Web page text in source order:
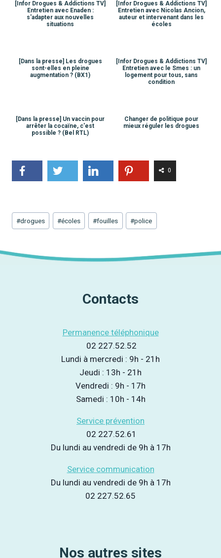
[Infor Drogues & Addictions TV]
Entretien avec Enaden :
s'adapter aux nouvelles
situations
[Infor Drogues & Addictions TV]
Entretien avec Nicolas Ancion,
auteur et intervenant dans les
écoles
[Dans la presse] Les drogues
sont-elles en pleine
augmentation ? (BX1)
[Infor Drogues & Addictions TV]
Entretien avec le Smes : un
logement pour tous, sans
condition
[Dans la presse] Un vaccin pour
arrêter la cocaïne, c'est
possible ? (Bel RTL)
Changer de politique pour
mieux réguler les drogues
0
Étiquettes
de
publication :
#drogues #écoles #fouilles #police
Contacts
Permanence téléphonique
02 227.52.52
Lundi à mercredi : 9h - 21h
Jeudi : 13h - 21h
Vendredi : 9h - 17h
Samedi : 10h - 14h
Service prévention
02 227.52.61
Du lundi au vendredi de 9h à 17h
Service communication
Du lundi au vendredi de 9h à 17h
02 227.52.65
Nos autres sites